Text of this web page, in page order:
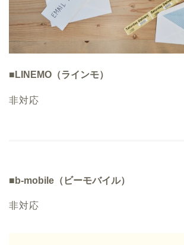
■LINEMO（ラインモ）
非対応
■b-mobile（ビーモバイル）
非対応